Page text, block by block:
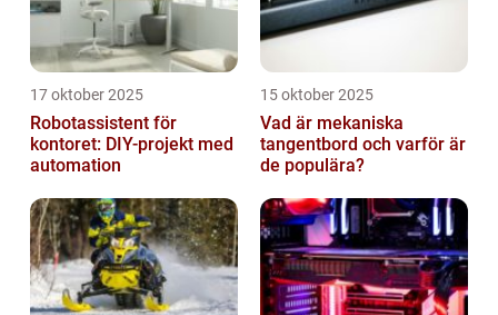
17 oktober 2025
Robotassistent för
kontoret: DIY-projekt med
automation
15 oktober 2025
Vad är mekaniska
tangentbord och varför är
de populära?